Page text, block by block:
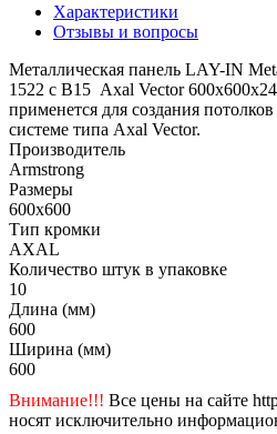
Характеристики
Отзывы и вопросы
Металлическая панель LAY-IN
1522 с В15 Axal Vector
применется для создания
системе типа Axal Vector.
Производитель
Armstrong
Размеры
600x600
Тип кромки
AXAL
Количество штук в упаковке
10
Длина (мм)
600
Ширина (мм)
600
Внимание!!! Все цены на сайте
носят исключительно